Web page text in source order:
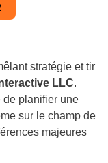
stratégie et tir
LLC.
de planifier une
sur le champ de
majeures